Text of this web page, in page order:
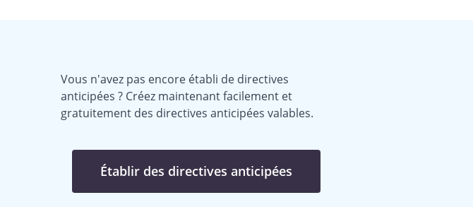
Vous n'avez pas encore établi de directives
anticipées ? Créez maintenant facilement et
gratuitement des directives anticipées valables.
Établir des directives anticipées